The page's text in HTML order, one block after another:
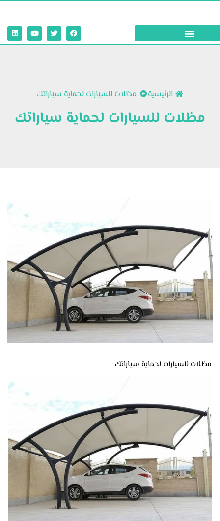
الرئيسية مظلات للسيارات لحماية سياراتك
مظلات للسيارات لحماية سياراتك
مظلات للسيارات لحماية سياراتك